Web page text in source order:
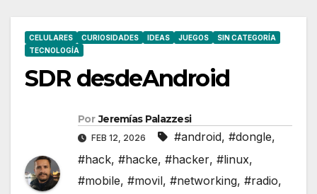
CELULARES CURIOSIDADES IDEAS JUEGOS
SIN CATEGORÍA
TECNOLOGÍA
SDR desdeAndroid
Por Jeremías Palazzesi
FEB 12, 2026 #android, #dongle,
#hack, #hacke, #hacker, #linux,
#mobile, #movil, #networking, #radio,